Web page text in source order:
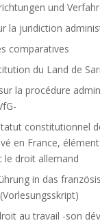
und
la juridiction
comparatives
du Land de
la procédure
constitutionnel
en France,
le droit allemand
in das
au travail -son